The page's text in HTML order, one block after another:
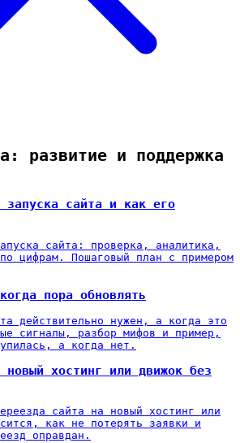
развитие и поддержка
запуска сайта и как его
сайта: проверка, аналитика,
цифрам. Пошаговый план с примером
пора обновлять
действительно нужен, а когда это
сигналы, разбор мифов и пример,
а когда нет.
новый хостинг или движок без
сайта на новый хостинг или
как не потерять заявки и
оправдан.